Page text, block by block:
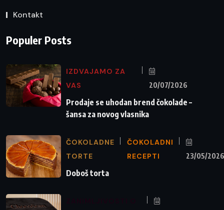
Kontakt
Populer Posts
IZDVAJAMO ZA
VAS
20/07/2026
Prodaje se uhodan brend čokolade –
šansa za novog vlasnika
ČOKOLADNE
TORTE
ČOKOLADNI
RECEPTI
23/05/2026
Doboš torta